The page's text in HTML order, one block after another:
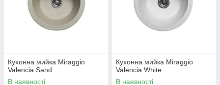
Кухонна мийка Miraggio
Valencia Sand
В наявності
Кухонна мийка Miraggio
Valencia White
В наявності